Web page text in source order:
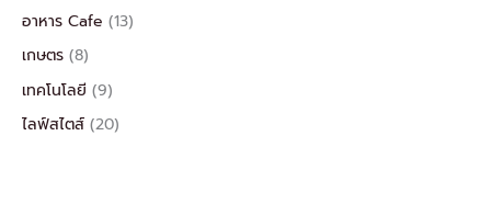
อาหาร Cafe (13)
เกษตร (8)
เทคโนโลยี (9)
ไลฟ์สไตส์ (20)